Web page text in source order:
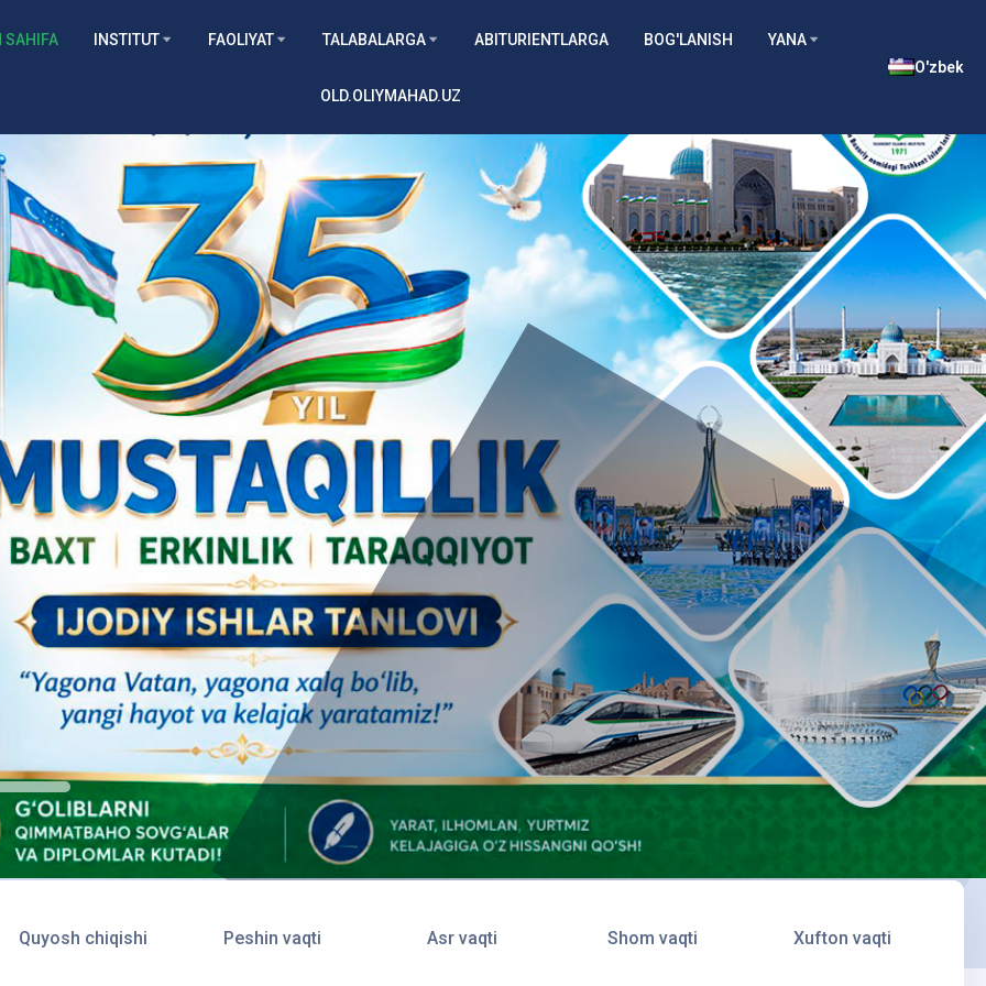
SAHIFA INSTITUT FAOLIYAT TALABALARGA ABITURIENTLARGA BOG'LANISH YANA
OLD.OLIYMAHAD.UZ
O'zbek
Quyosh chiqishi Peshin vaqti Asr vaqti Shom vaqti Xufton vaqti